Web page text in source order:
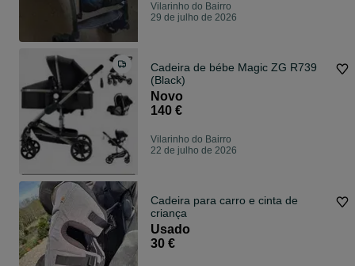
Vilarinho do Bairro
29 de julho de 2026
Cadeira de bébe Magic ZG R739
(Black)
Novo
140 €
Vilarinho do Bairro
22 de julho de 2026
Cadeira para carro e cinta de
criança
Usado
30 €